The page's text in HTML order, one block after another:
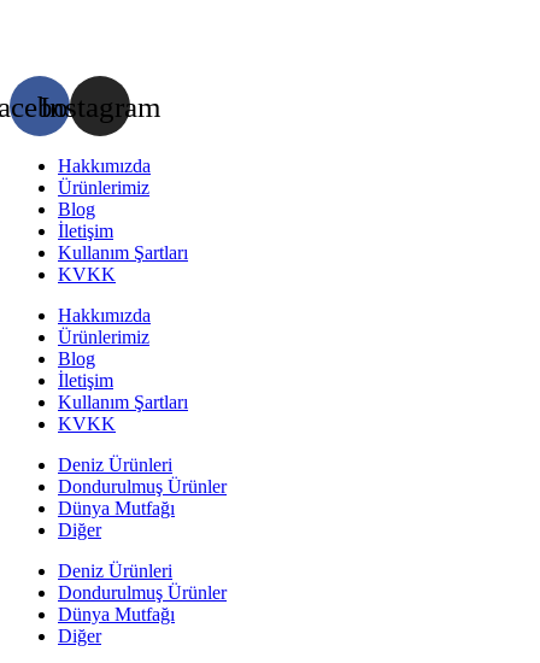
Instagram
Hakkımızda
Ürünlerimiz
Blog
İletişim
Kullanım Şartları
KVKK
Hakkımızda
Ürünlerimiz
Blog
İletişim
Kullanım Şartları
KVKK
Deniz Ürünleri
Dondurulmuş Ürünler
Dünya Mutfağı
Diğer
Deniz Ürünleri
Dondurulmuş Ürünler
Dünya Mutfağı
Diğer